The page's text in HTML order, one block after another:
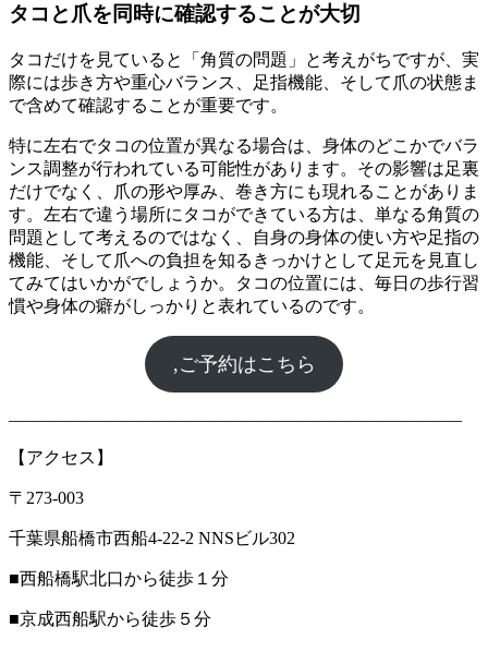
タコと爪を同時に確認することが大切
タコだけを見ていると「角質の問題」と考えがちですが、実
際には歩き方や重心バランス、足指機能、そして爪の状態ま
で含めて確認することが重要です。
特に左右でタコの位置が異なる場合は、身体のどこかでバラ
ンス調整が行われている可能性があります。その影響は足裏
だけでなく、爪の形や厚み、巻き方にも現れることがありま
す。左右で違う場所にタコができている方は、単なる角質の
問題として考えるのではなく、自身の身体の使い方や足指の
機能、そして爪への負担を知るきっかけとして足元を見直し
てみてはいかがでしょうか。タコの位置には、毎日の歩行習
慣や身体の癖がしっかりと表れているのです。
,ご予約はこちら
――――――――――――――――――――――――――
【アクセス】
〒273-003
千葉県船橋市西船4-22-2 NNSビル302
■西船橋駅北口から徒歩１分
■京成西船駅から徒歩５分